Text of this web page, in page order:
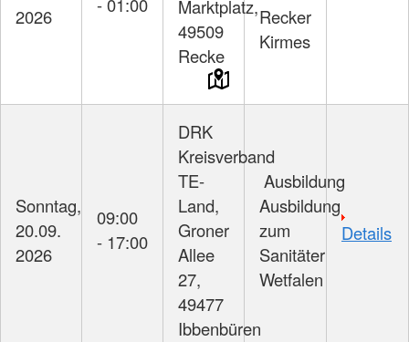
2026
Marktplatz,
49509
Recke
Recker
Kirmes
Sonntag,
20.09.
2026
09:00
- 17:00
DRK
Kreisverband
TE-
Land,
Groner
Allee
27,
49477
Ibbenbüren
Ausbildung
Ausbildung
zum
Sanitäter
Wetfalen
Details